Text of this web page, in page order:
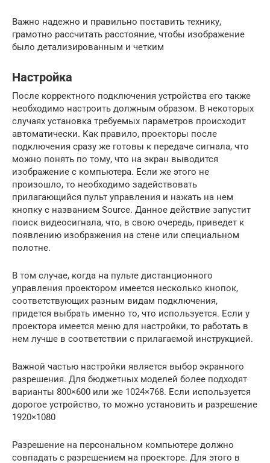
Важно надежно и правильно поставить технику,
грамотно рассчитать расстояние, чтобы изображение
было детализированным и четким
Настройка
После корректного подключения устройства его также
необходимо настроить должным образом. В некоторых
случаях установка требуемых параметров происходит
автоматически. Как правило, проекторы после
подключения сразу же готовы к передаче сигнала, что
можно понять по тому, что на экран выводится
изображение с компьютера. Если же этого не
произошло, то необходимо задействовать
прилагающийся пульт управления и нажать на нем
кнопку с названием Source. Данное действие запустит
поиск видеосигнала, что, в свою очередь, приведет к
появлению изображения на стене или специальном
полотне.
В том случае, когда на пульте дистанционного
управления проектором имеется несколько кнопок,
соответствующих разным видам подключения,
придется выбрать именно то, что используется. Если у
проектора имеется меню для настройки, то работать в
нем лучше в соответствии с прилагаемой инструкцией.
Важной частью настройки является выбор экранного
разрешения. Для бюджетных моделей более подходят
варианты 800×600 или же 1024×768. Если используется
дорогое устройство, то можно установить и разрешение
1920×1080
Разрешение на персональном компьютере должно
совпадать с разрешением на проекторе. Для этого в